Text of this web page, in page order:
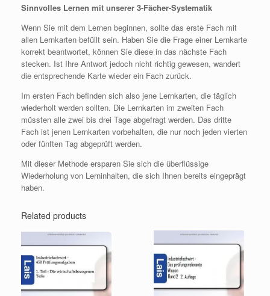
Sinnvolles Lernen mit unserer 3-Fächer-Systematik
Wenn Sie mit dem Lernen beginnen, sollte das erste Fach mit
allen Lernkarten befüllt sein. Haben Sie die Frage einer Lernkarte
korrekt beantwortet, können Sie diese in das nächste Fach
stecken. Ist Ihre Antwort jedoch nicht richtig gewesen, wandert
die entsprechende Karte wieder ein Fach zurück.
Im ersten Fach befinden sich also jene Lernkarten, die täglich
wiederholt werden sollten. Die Lernkarten im zweiten Fach
müssten alle zwei bis drei Tage abgefragt werden. Das dritte
Fach ist jenen Lernkarten vorbehalten, die nur noch jeden vierten
oder fünften Tag abgeprüft werden.
Mit dieser Methode ersparen Sie sich die überflüssige
Wiederholung von Lerninhalten, die sich Ihnen bereits eingeprägt
haben.
Related products